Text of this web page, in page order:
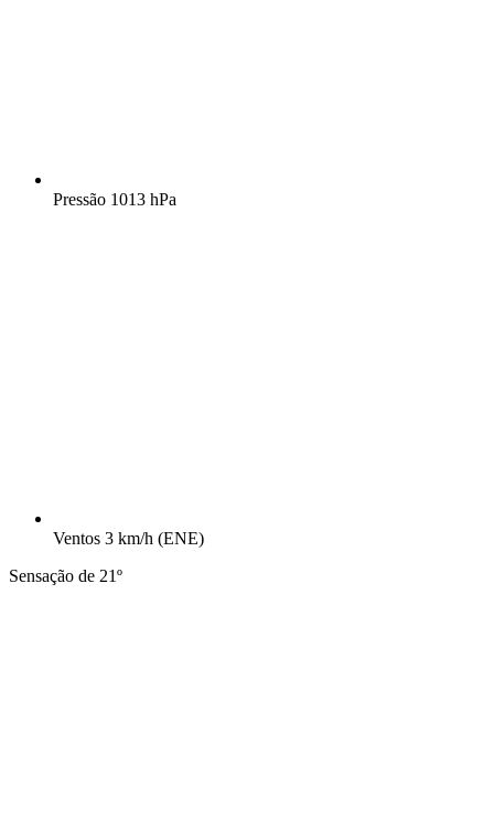
Pressão 1013 hPa
Ventos 3 km/h (ENE)
Sensação de 21º